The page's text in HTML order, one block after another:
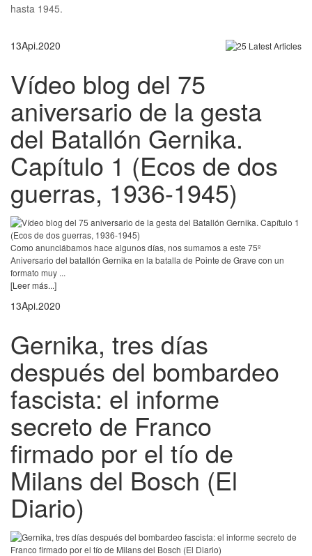
hasta 1945.
13Api.2020
Vídeo blog del 75
aniversario de la gesta
del Batallón Gernika.
Capítulo 1 (Ecos de dos
guerras, 1936-1945)
Como anunciábamos hace algunos días, nos sumamos a este 75º
Aniversario del batallón Gernika en la batalla de Pointe de Grave con un
formato muy ...
[Leer más...]
13Api.2020
Gernika, tres días
después del bombardeo
fascista: el informe
secreto de Franco
firmado por el tío de
Milans del Bosch (El
Diario)